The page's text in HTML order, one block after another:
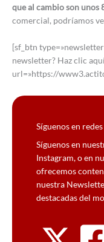
que al cambio son unos
comercial, podríamos
[sf_btn
newsletter? Haz clic
url=»https://
Síguenos en
Síguenos en
Instagram, o en
ofrecemos
nuestra
destacadas del